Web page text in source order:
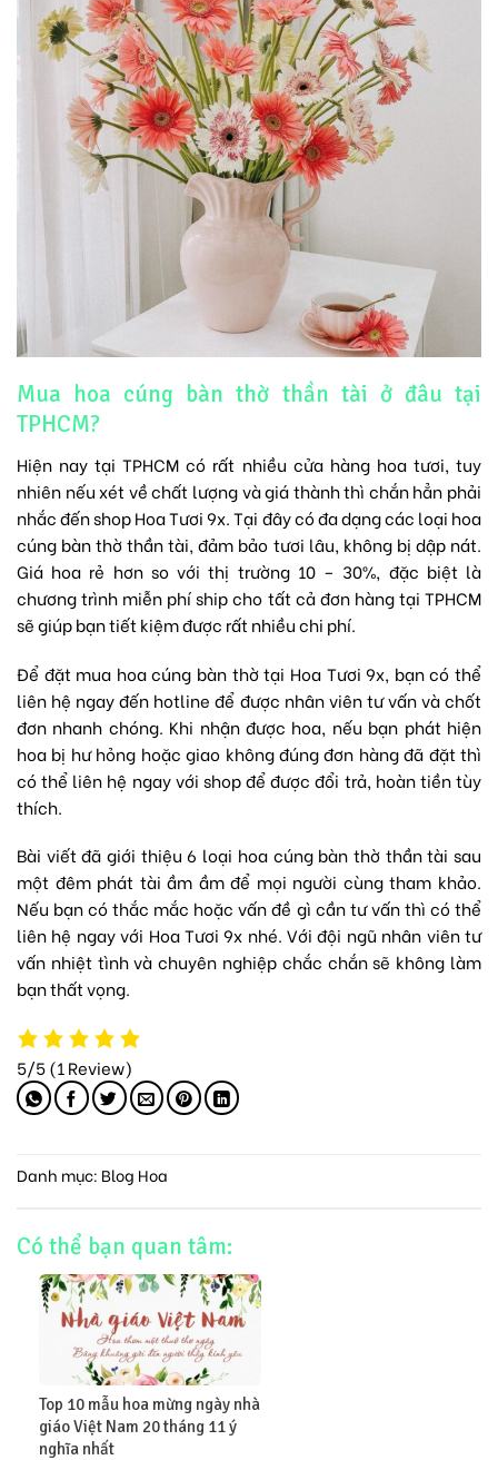
Mua hoa cúng bàn thờ thần tài ở đâu tại
TPHCM?
Hiện nay tại TPHCM có rất nhiều cửa hàng hoa tươi, tuy
nhiên nếu xét về chất lượng và giá thành thì chắn hẳn phải
nhắc đến shop Hoa Tươi 9x. Tại đây có đa dạng các loại hoa
cúng bàn thờ thần tài, đảm bảo tươi lâu, không bị dập nát.
Giá hoa rẻ hơn so với thị trường 10 – 30%, đặc biệt là
chương trình miễn phí ship cho tất cả đơn hàng tại TPHCM
sẽ giúp bạn tiết kiệm được rất nhiều chi phí.
Để đặt mua hoa cúng bàn thờ tại Hoa Tươi 9x, bạn có thể
liên hệ ngay đến hotline để được nhân viên tư vấn và chốt
đơn nhanh chóng. Khi nhận được hoa, nếu bạn phát hiện
hoa bị hư hỏng hoặc giao không đúng đơn hàng đã đặt thì
có thể liên hệ ngay với shop để được đổi trả, hoàn tiền tùy
thích.
Bài viết đã giới thiệu 6 loại hoa cúng bàn thờ thần tài sau
một đêm phát tài ầm ầm để mọi người cùng tham khảo.
Nếu bạn có thắc mắc hoặc vấn đề gì cần tư vấn thì có thể
liên hệ ngay với Hoa Tươi 9x nhé. Với đội ngũ nhân viên tư
vấn nhiệt tình và chuyên nghiệp chắc chắn sẽ không làm
bạn thất vọng.
5/5(1 Review)
Danh mục: Blog Hoa
Có thể bạn quan tâm:
Top 10 mẫu hoa mừng ngày nhà
giáo Việt Nam 20 tháng 11 ý
nghĩa nhất